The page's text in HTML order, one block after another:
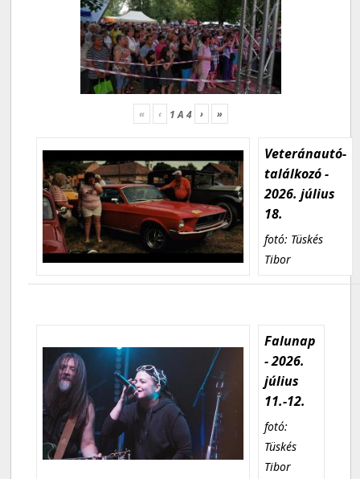
« ‹ 1A 4 › »
Veteránautó-
találkozó -
2026. július
18.
fotó: Tüskés
Tibor
Falunap
- 2026.
július
11.-12.
fotó:
Tüskés
Tibor